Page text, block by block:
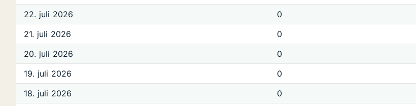
22. juli 2026
0
21. juli 2026
0
20. juli 2026
0
19. juli 2026
0
18. juli 2026
0